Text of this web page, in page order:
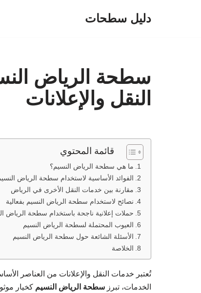
دليل سطحات
سطحة الرياض
النقل والإعلانات
قائمة المحتوي
ما هي سطحة الرياض النسيم؟
الفوائد الأساسية لاستخدام سطحة الرياض
مقارنة بين خدمات النقل الأخرى في الرياض
نصائح لاستخدام سطحة الرياض النسيم بفعالية
حملات إعلانية ناجحة باستخدام سطحة الرياض
العيوب المحتملة لسطحة الرياض النسيم
الأسئلة الشائعة حول سطحة الرياض النسيم
الخلاصة
تُعتبر خدمات النقل والإعلانات من العناصر
الخدمات، تبرز سطحة الرياض النسيم كخيار